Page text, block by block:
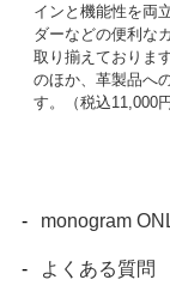
インと機能性を両
ダーなどの便利な
取り揃えておりま
のほか、革製品へ
す。（税込11,000
monogram
よくある質問